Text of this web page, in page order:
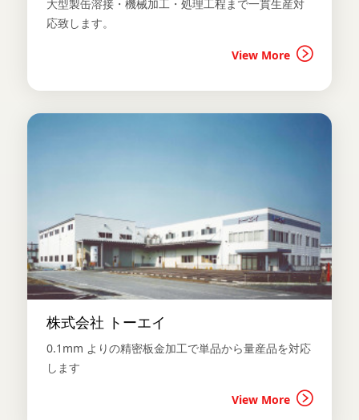
大型製缶溶接・機械加工・処理工程まで一貫生産対
応致します。
View More
株式会社 トーエイ
0.1mm よりの精密板金加工で単品から量産品を対応
します
View More